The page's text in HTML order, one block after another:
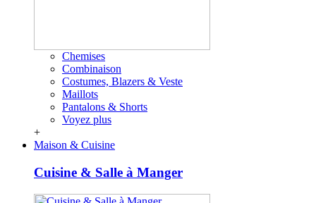
Chemises
Combinaison
Costumes, Blazers & Veste
Maillots
Pantalons & Shorts
Voyez plus
+
Maison & Cuisine
Cuisine & Salle à Manger